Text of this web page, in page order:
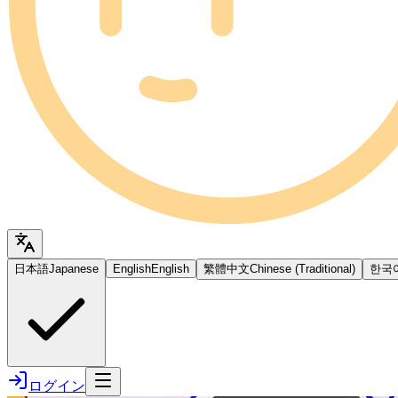
日本語Japanese EnglishEnglish 繁體中文Chinese (Traditional) 한국
ログイン